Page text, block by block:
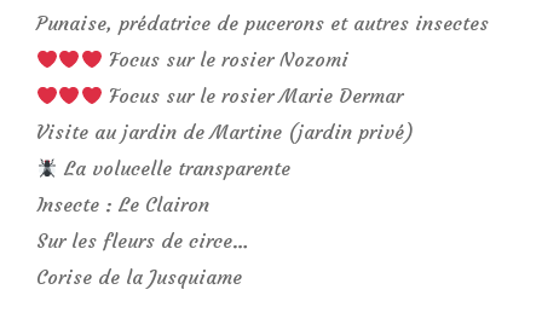
Punaise, prédatrice de pucerons et autres insectes
Focus sur le rosier Nozomi
Focus sur le rosier Marie Dermar
Visite au jardin de Martine (jardin privé)
La volucelle transparente
Insecte : Le Clairon
Sur les fleurs de circe…
Corise de la Jusquiame